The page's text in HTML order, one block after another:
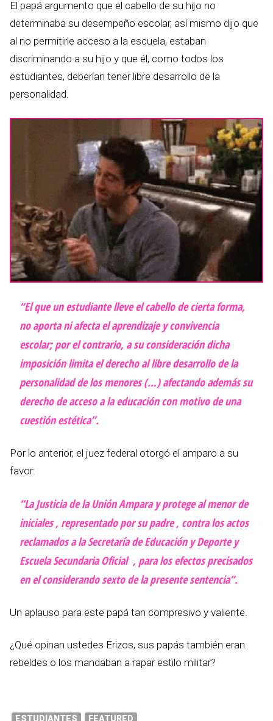
El papá argumento que el cabello de su hijo no
determinaba su desempeño escolar, así mismo dijo que
al no permitirle acceso a la escuela, estaban
discriminando a su hijo y que él, como todos los
estudiantes, deberían tener libre desarrollo de la
personalidad.
“El que un estudiante lleve el cabello de cierta forma,
no aporta ni afecta el aprendizaje y convivencia
escolar; por el contrario, a su consideración dicha
imposición limita el derecho al libre desarrollo de la
personalidad de los menores (…) afectando además su
derecho de acceso a la educación con motivo de una
cuestión estética”.
Por lo anterior, el juez federal otorgó el amparo a su
favor:
“La Justicia de la Unión Ampara y protege al menor de
iniciales , representado por su padre , contra los actos
reclamados a la Secretaría de Educación y Deporte y
Escuela Secundaria Oficial , para los efectos precisados
en el considerando sexto de la presente sentencia”.
Un aplauso para este papá tan compresivo y valiente.
¿Qué opinan ustedes Erizos, sus papás también eran
rebeldes o los mandaban a rapar estilo militar?
ESTUDIANTES FEATURED